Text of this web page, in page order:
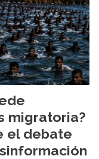
migratoria?
el debate